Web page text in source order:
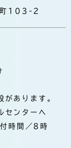
103-2
あります。
センターへ
時間／8時